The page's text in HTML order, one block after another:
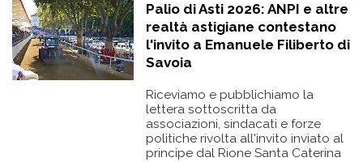
Palio di Asti 2026: ANPI e altre
realtà astigiane contestano
l'invito a Emanuele Filiberto di
Savoia
Riceviamo e pubblichiamo la
lettera sottoscritta da
associazioni, sindacati e forze
politiche rivolta all'invito inviato al
principe dal Rione Santa Caterina